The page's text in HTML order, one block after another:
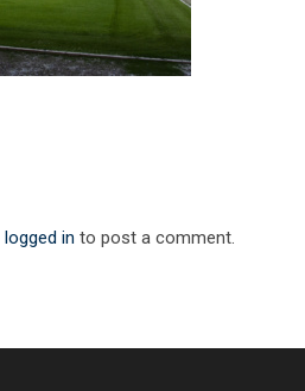
logged in to post a comment.